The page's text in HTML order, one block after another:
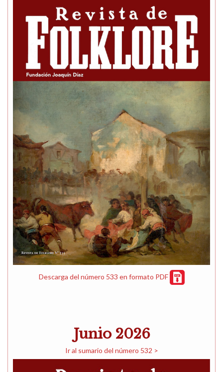
Descarga del número 533 en formato PDF
Junio 2026
Ir al sumario del número 532 >